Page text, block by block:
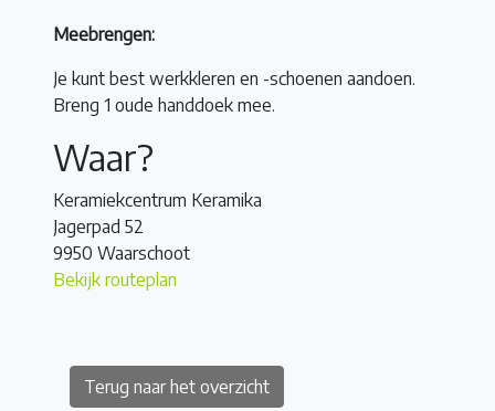
Meebrengen:
Je kunt best werkkleren en -schoenen aandoen.
Breng 1 oude handdoek mee.
Waar?
Keramiekcentrum Keramika
Jagerpad 52
9950 Waarschoot
Bekijk routeplan
Terug naar het overzicht